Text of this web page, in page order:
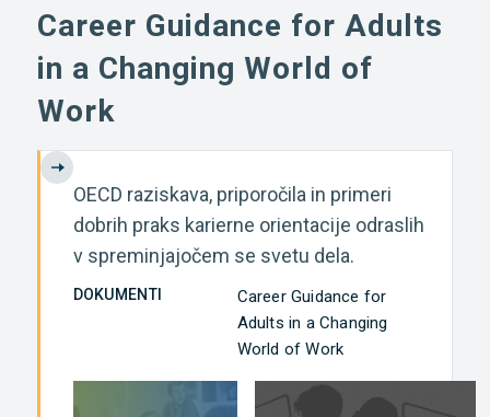
Career Guidance for Adults
in a Changing World of
Work
OECD raziskava, priporočila in primeri
dobrih praks karierne orientacije odraslih
v spreminjajočem se svetu dela.
DOKUMENTI
Career Guidance for
Adults in a Changing
World of Work